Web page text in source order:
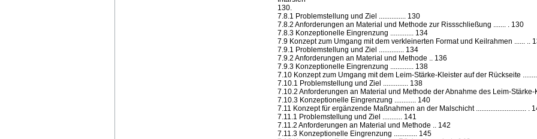
130.
7.8.1 Problemstellung und Ziel ............... 130
7.8.2 Anforderungen an Material und Methode zur Rissschließung ....... . 130
7.8.3 Konzeptionelle Eingrenzung ............. 134
7.9 Konzept zum Umgang mit dem verkleinerten Format und Keilrahmen ...... ..
7.9.1 Problemstellung und Ziel .............. 134
7.9.2 Anforderungen an Material und Methode .. 136
7.9.3 Konzeptionelle Eingrenzung ............. 138
7.10 Konzept zum Umgang mit dem Leim-Stärke-Kleister auf der Rückseite
7.10.1 Problemstellung und Ziel .............. 138
7.10.2 Anforderungen an Material und Methode der Abnahme des Leim-Stärke-
7.10.3 Konzeptionelle Eingrenzung ............ 140
7.11 Konzept für ergänzende Maßnahmen an der Malschicht ............................ .
7.11.1 Problemstellung und Ziel ........... 141
7.11.2 Anforderungen an Material und Methode .. 142
7.11.3 Konzeptionelle Eingrenzung ............. 145